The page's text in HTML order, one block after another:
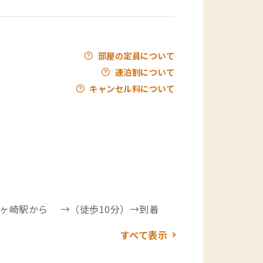
部屋の定員について
連泊割について
キャンセル料について
ヶ崎駅から →（徒歩10分）→到着
すべて表示